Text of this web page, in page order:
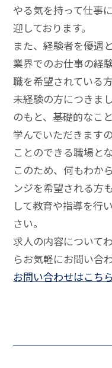
やる気を持って仕事
迎しております。
また、経験者を優遇
業界でのお仕事の経
職を希望されている
未経験の方につきま
のもと、基礎的なこ
学んでいただきます
ことのできる職場と
このため、何もわか
ンジを希望される方
して教育や指導を行
さい。
求人の内容について
らお気軽にお問い合
お問い合わせはこち